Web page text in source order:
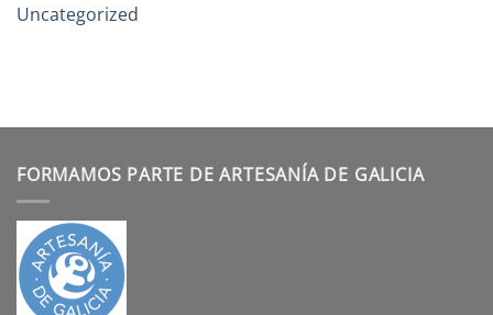
Uncategorized
FORMAMOS PARTE DE ARTESANÍA DE GALICIA